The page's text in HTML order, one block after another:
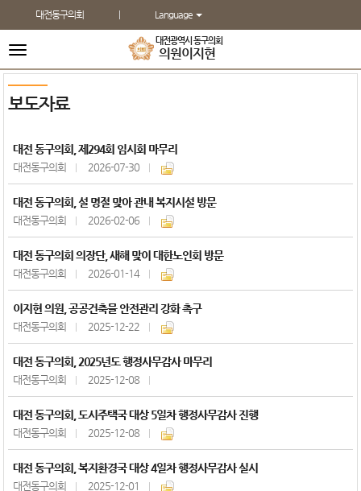
대전동구의회 Language
전
메
뉴
대전광역시 동구의회
이지현
의원
보도자료
대전 동구의회, 제294회 임시회 마무리
대전동구의회 2026-07-30
대전 동구의회, 설 명절 맞아 관내 복지시설 방문
대전동구의회 2026-02-06
대전 동구의회 의장단, 새해 맞이 대한노인회 방문
대전동구의회 2026-01-14
이지현 의원, 공공건축물 안전관리 강화 촉구
대전동구의회 2025-12-22
대전 동구의회, 2025년도 행정사무감사 마무리
대전동구의회 2025-12-08
대전 동구의회, 도시주택국 대상 5일차 행정사무감사 진행
대전동구의회 2025-12-08
대전 동구의회, 복지환경국 대상 4일차 행정사무감사 실시
대전동구의회 2025-12-01